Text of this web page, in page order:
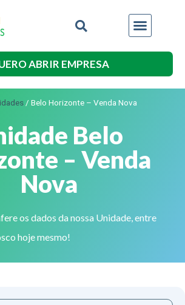
ABRIR EMPRESA
/ Belo Horizonte – Venda Nova
Belo
– Venda
Nova
os dados da nossa Unidade, entre
hoje mesmo!